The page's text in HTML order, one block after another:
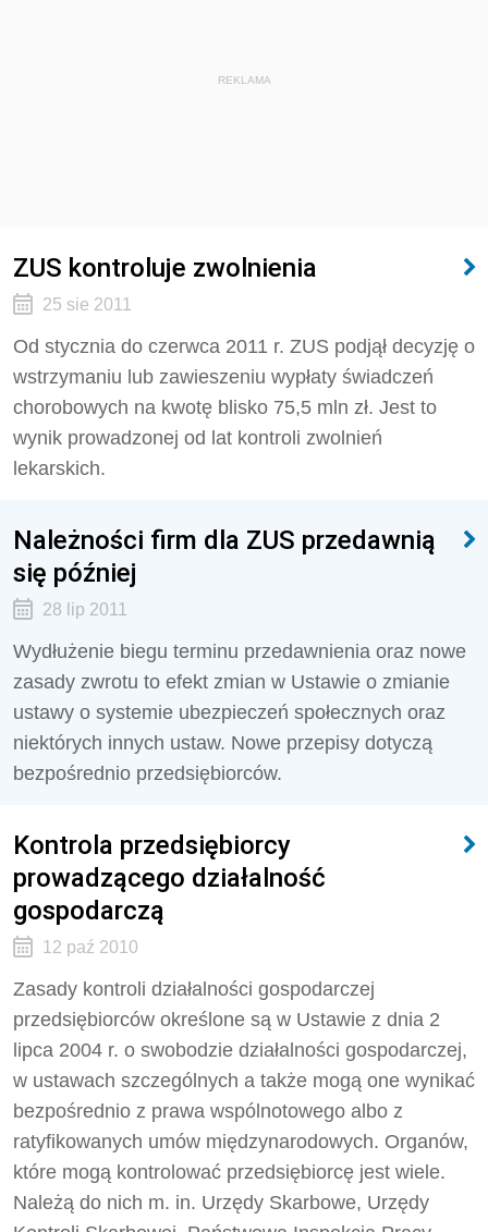
REKLAMA
ZUS kontroluje zwolnienia
25 sie 2011
Od stycznia do czerwca 2011 r. ZUS podjął decyzję o
wstrzymaniu lub zawieszeniu wypłaty świadczeń
chorobowych na kwotę blisko 75,5 mln zł. Jest to
wynik prowadzonej od lat kontroli zwolnień
lekarskich.
Należności firm dla ZUS przedawnią
się później
28 lip 2011
Wydłużenie biegu terminu przedawnienia oraz nowe
zasady zwrotu to efekt zmian w Ustawie o zmianie
ustawy o systemie ubezpieczeń społecznych oraz
niektórych innych ustaw. Nowe przepisy dotyczą
bezpośrednio przedsiębiorców.
Kontrola przedsiębiorcy
prowadzącego działalność
gospodarczą
12 paź 2010
Zasady kontroli działalności gospodarczej
przedsiębiorców określone są w Ustawie z dnia 2
lipca 2004 r. o swobodzie działalności gospodarczej,
w ustawach szczególnych a także mogą one wynikać
bezpośrednio z prawa wspólnotowego albo z
ratyfikowanych umów międzynarodowych. Organów,
które mogą kontrolować przedsiębiorcę jest wiele.
Należą do nich m. in. Urzędy Skarbowe, Urzędy